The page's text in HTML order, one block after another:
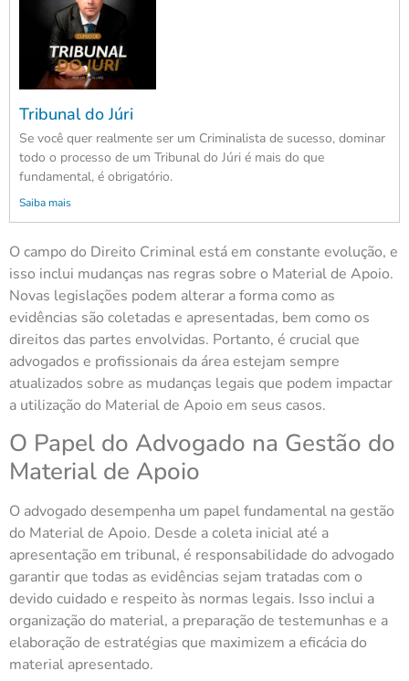
Tribunal do Júri
Se você quer realmente ser um Criminalista de sucesso, dominar
todo o processo de um Tribunal do Júri é mais do que
fundamental, é obrigatório.
Saiba mais
O campo do Direito Criminal está em constante evolução, e
isso inclui mudanças nas regras sobre o Material de Apoio.
Novas legislações podem alterar a forma como as
evidências são coletadas e apresentadas, bem como os
direitos das partes envolvidas. Portanto, é crucial que
advogados e profissionais da área estejam sempre
atualizados sobre as mudanças legais que podem impactar
a utilização do Material de Apoio em seus casos.
O Papel do Advogado na Gestão do
Material de Apoio
O advogado desempenha um papel fundamental na gestão
do Material de Apoio. Desde a coleta inicial até a
apresentação em tribunal, é responsabilidade do advogado
garantir que todas as evidências sejam tratadas com o
devido cuidado e respeito às normas legais. Isso inclui a
organização do material, a preparação de testemunhas e a
elaboração de estratégias que maximizem a eficácia do
material apresentado.